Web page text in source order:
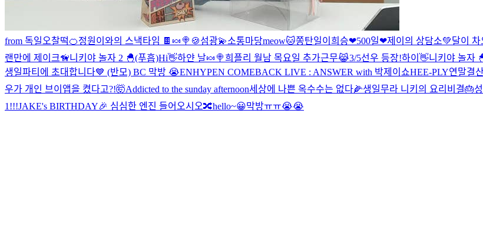
from 독일 오찰떡🍊정원이와의 스낵타임 🍫🍬🍭🍪섬광💫소통마당meow🐱쫑탄일이희승❤500일❤제이의 상담소💚달이 차
랜만에 제이크🦮니키야 놀자 2 🐣(푸흡)Hi👋하얀 날🍬🍭 희플리 월남 목요일 추가근무😹3/5선우 등장!하이👋니키야 놀자
생일파티에 초대합니다💙 (반모) BC 막방 😭ENHYPEN COMEBACK LIVE : ANSWER with 박제이쇼HEE-PLY연말결
우가 개인 브이앱을 켰다고?!🤯Addicted to the sunday afternoon세상에 나쁜 옥수수는 없다🌽생일무라 니키의 요리비결🎂
1!!!JAKE's BIRTHDAY🎉 심심한 엔진 들어오시오🔀hello~😀막방ㅠㅠ😭😭